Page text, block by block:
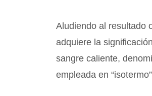
Aludiendo al resultado
adquiere la
sangre caliente,
empleada en